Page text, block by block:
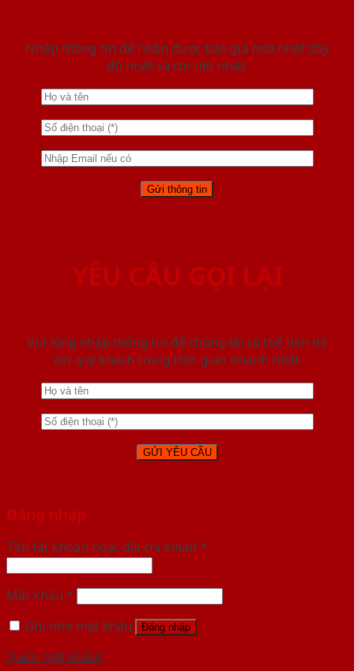
Nhập thông tin để nhận được báo giá mới nhât đầy
đủ nhất và chi tiết nhất.
YÊU CẦU GỌI LẠI
Vui lòng nhập thông tin để chúng tôi có thể liên hệ
với quý khách trong thời gian nhanh nhất.
Đăng nhập
Tên tài khoản hoặc địa chỉ email *
Mật khẩu *
Ghi nhớ mật khẩu
Đăng nhập
Quên mật khẩu?